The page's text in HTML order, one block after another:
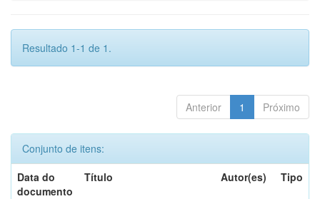
Resultado 1-1 de 1.
Anterior 1 Próximo
Conjunto de itens:
Data do
documento
Título Autor(es) Tipo